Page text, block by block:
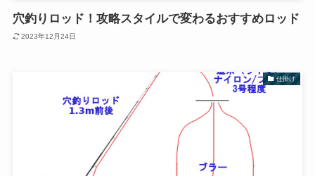
穴釣りロッド！攻略スタイルで変わるおすすめロッド
2023年12月24日
仕掛け